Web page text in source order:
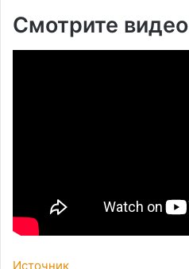
Смотрите видео
Источник